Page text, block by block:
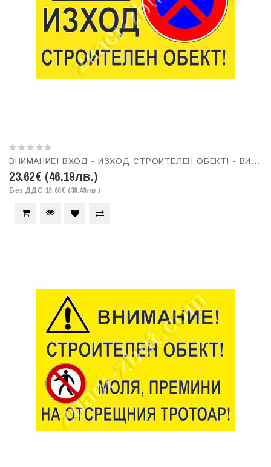
ВНИМАНИЕ! ВХОД - ИЗХОД СТРОИТЕЛЕН ОБЕКТ! - ВИНИЛ ЗА ОКАЧВАНЕ
23.62€ (46.19лв.)
Без ДДС:19.68€ (38.49лв.)